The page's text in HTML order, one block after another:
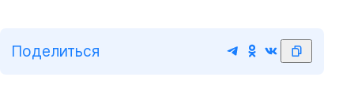
Поделиться